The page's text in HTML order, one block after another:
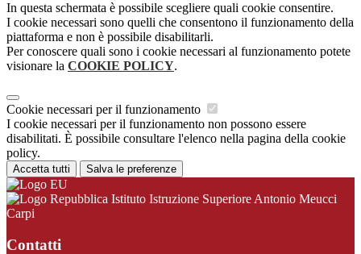
In questa schermata è possibile scegliere quali cookie consentire.
I cookie necessari sono quelli che consentono il funzionamento della
piattaforma e non è possibile disabilitarli.
Per conoscere quali sono i cookie necessari al funzionamento potete
visionare la COOKIE POLICY.
Cookie necessari per il funzionamento
I cookie necessari per il funzionamento non possono essere
disabilitati. È possibile consultare l'elenco nella pagina della cookie
policy.
Accetta tutti Salva le preferenze
Istituto Istruzione Superiore Antonio Meucci
Carpi
Contatti